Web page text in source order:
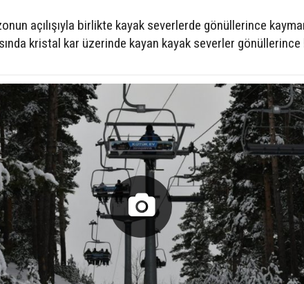
açılışıyla birlikte kayak severlerde gönüllerince
kristal kar üzerinde kayan kayak severler gönüllerince